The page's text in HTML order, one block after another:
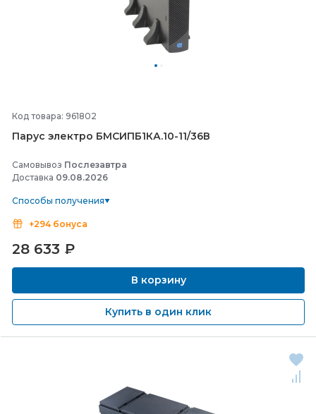
Код товара: 961802
Парус электро БМСИПБ1КА.10-11/36В
Самовывоз Послезавтра
Доставка 09.08.2026
Способы получения
+294 бонуса
28 633 ₽
В корзину
Купить в один клик